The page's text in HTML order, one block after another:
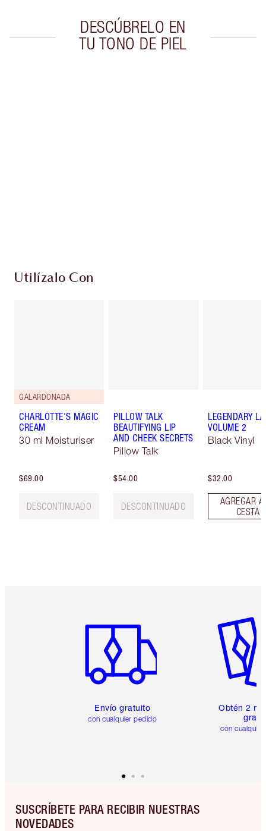
DESCÚBRELO EN
TU TONO DE PIEL
Utilízalo Con
GALARDONADA
CHARLOTTE'S MAGIC
CREAM
30 ml Moisturiser
$69.00
DESCONTINUADO
PILLOW TALK
BEAUTIFYING LIP
AND CHEEK SECRETS
Pillow Talk
$54.00
DESCONTINUADO
LEGENDARY
VOLUME 2
Black Vinyl
$32.00
AGREGAR
CESTA
Envío gratuito
con cualquier pedido
Obtén 2
gratis
con
SUSCRÍBETE PARA RECIBIR NUESTRAS
NOVEDADES